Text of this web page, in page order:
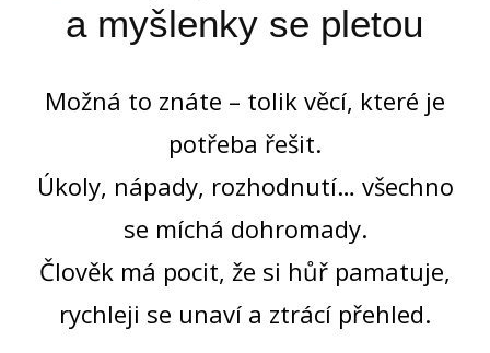
a myšlenky se pletou
Možná to znáte – tolik věcí, které je
potřeba řešit.
Úkoly, nápady, rozhodnutí… všechno
se míchá dohromady.
Člověk má pocit, že si hůř pamatuje,
rychleji se unaví a ztrácí přehled.